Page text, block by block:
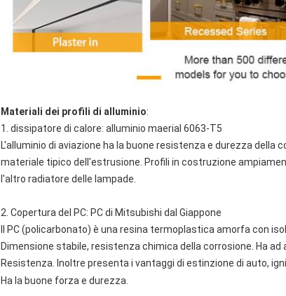
Materiali dei profili di alluminio:
1. dissipatore di calore: alluminio maerial 6063-T5
L'alluminio di aviazione ha la buone resistenza e durezza della
materiale tipico dell'estrusione. Profili in costruzione
l'altro radiatore delle lampade.
2. Copertura del PC: PC di Mitsubishi dal Giappone
Il PC (policarbonato) è una resina termoplastica amorfa con
Dimensione stabile, resistenza chimica della corrosione. Ha
Resistenza. Inoltre presenta i vantaggi di estinzione di auto,
Ha la buone forza e durezza.